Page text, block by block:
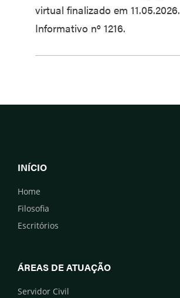
virtual finalizado em 11.05.2026.
Informativo nº 1216.
INÍCIO
Home
Filosofia
Escritórios
ÁREAS DE ATUAÇÃO
Servidor Civil